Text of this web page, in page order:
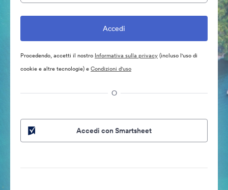
Procedendo, accetti il nostro Informativa sulla privacy(incluso l'uso di
cookie e altre tecnologie) eCondizioni d'uso
O
Accedi con Smartsheet